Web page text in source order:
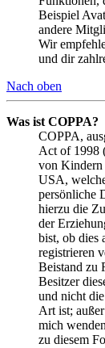
Beispiel
andere
Wir
und dir
Nach oben
Was ist COPPA?
COPPA,
Act of 1998
von Kindern
USA,
persönliche
hierzu die
der
bist, ob dies
registrieren
Beistand zu
Besitzer
und nicht
Art ist;
mich
zu diesem